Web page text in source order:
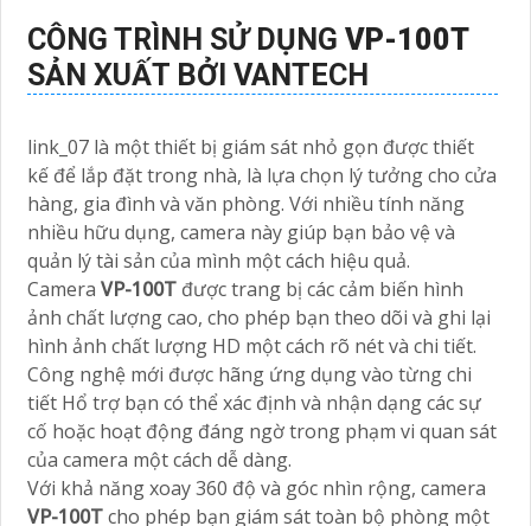
CÔNG TRÌNH SỬ DỤNG VP-100T
SẢN XUẤT BỞI VANTECH
link_07 là một thiết bị giám sát nhỏ gọn được thiết
kế để lắp đặt trong nhà, là lựa chọn lý tưởng cho cửa
hàng, gia đình và văn phòng. Với nhiều tính năng
nhiều hữu dụng, camera này giúp bạn bảo vệ và
quản lý tài sản của mình một cách hiệu quả.
Camera VP-100T được trang bị các cảm biến hình
ảnh chất lượng cao, cho phép bạn theo dõi và ghi lại
hình ảnh chất lượng HD một cách rõ nét và chi tiết.
Công nghệ mới được hãng ứng dụng vào từng chi
tiết Hổ trợ bạn có thể xác định và nhận dạng các sự
cố hoặc hoạt động đáng ngờ trong phạm vi quan sát
của camera một cách dễ dàng.
Với khả năng xoay 360 độ và góc nhìn rộng, camera
VP-100Tcho phép bạn giám sát toàn bộ phòng một